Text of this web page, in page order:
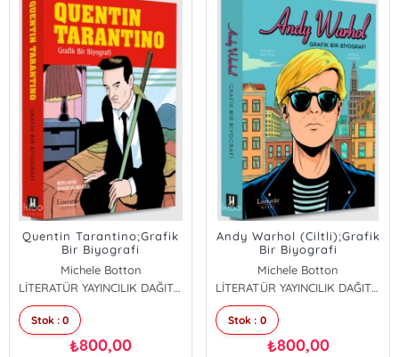
Quentin Tarantino;Grafik
Bir Biyografi
Michele Botton
LİTERATÜR YAYINCILIK DAĞITIM
Stok : 0
₺800,00
Andy Warhol (Ciltli);Grafik
Bir Biyografi
Michele Botton
LİTERATÜR YAYINCILIK DAĞITIM
Stok : 0
₺800,00